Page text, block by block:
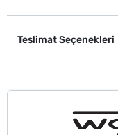
Teslimat Seçenekleri